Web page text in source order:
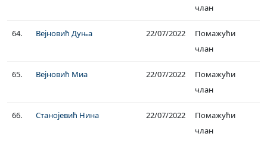
члан
64. Вејновић Дуња 22/07/2022
Помажући
члан
65. Вејновић Миа 22/07/2022
Помажући
члан
66. Станојевић Нина 22/07/2022
Помажући
члан